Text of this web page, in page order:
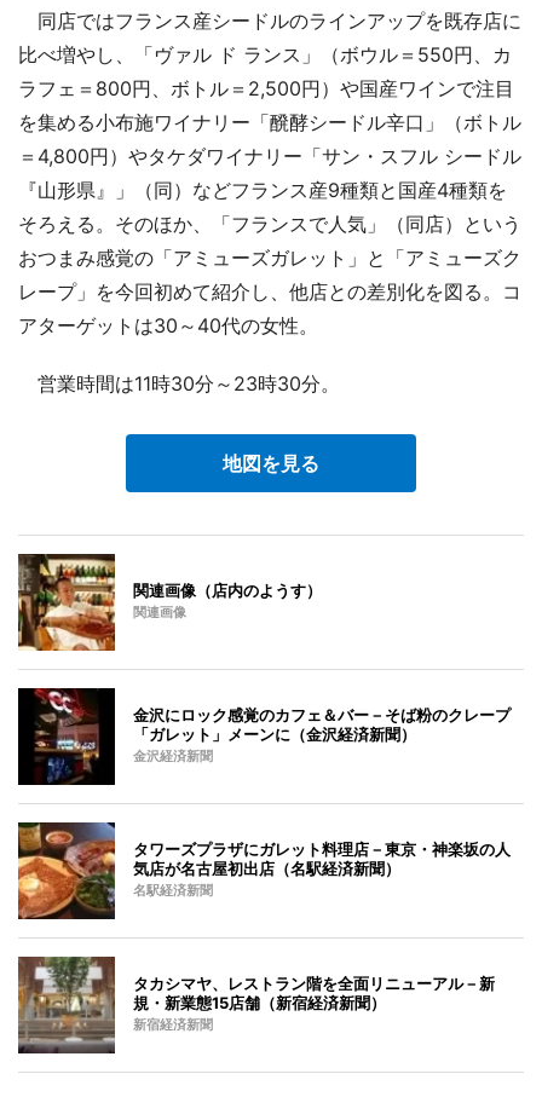
同店ではフランス産シードルのラインアップを既存店に
比べ増やし、「ヴァル ド ランス」（ボウル＝550円、カ
ラフェ＝800円、ボトル＝2,500円）や国産ワインで注目
を集める小布施ワイナリー「醗酵シードル辛口」（ボトル
＝4,800円）やタケダワイナリー「サン・スフル シードル
『山形県』」（同）などフランス産9種類と国産4種類を
そろえる。そのほか、「フランスで人気」（同店）という
おつまみ感覚の「アミューズガレット」と「アミューズク
レープ」を今回初めて紹介し、他店との差別化を図る。コ
アターゲットは30～40代の女性。
営業時間は11時30分～23時30分。
地図を見る
関連画像（店内のようす）
関連画像
金沢にロック感覚のカフェ＆バー－そば粉のクレープ
「ガレット」メーンに（金沢経済新聞）
金沢経済新聞
タワーズプラザにガレット料理店－東京・神楽坂の人
気店が名古屋初出店（名駅経済新聞）
名駅経済新聞
タカシマヤ、レストラン階を全面リニューアル－新
規・新業態15店舗（新宿経済新聞）
新宿経済新聞